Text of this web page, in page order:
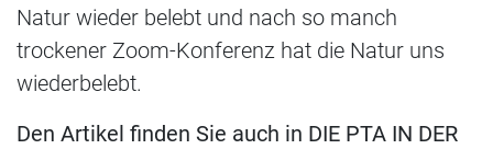
Natur wieder belebt und nach so manch
trockener Zoom-Konferenz hat die Natur uns
wiederbelebt.
Den Artikel finden Sie auch in DIE PTA IN DER